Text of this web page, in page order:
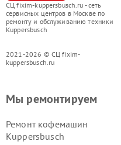
СЦ fixim-kuppersbusch.ru - сеть
сервисных центров в Москве по
ремонту и обслуживанию техники
Kuppersbusch
2021-2026 © СЦ fixim-
kuppersbusch.ru
Мы ремонтируем
Ремонт кофемашин
Kuppersbusch